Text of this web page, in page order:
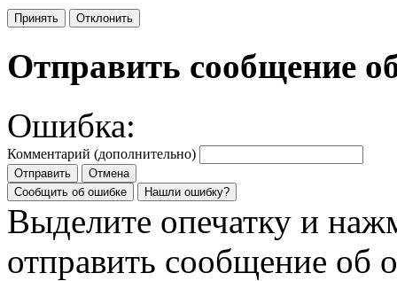
Принять Отклонить
Отправить сообщение
Ошибка:
Комментарий (дополнительно)
Отправить
Отмена
Сообщить об ошибке
Нашли ошибку?
Выделите опечатку и
отправить сообщение об